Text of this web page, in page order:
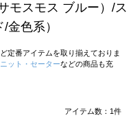
モスモス ブルー）/ス
金色系）
定番アイテムを取り揃えておりま
ニット・セーターなどの商品も充
アイテム数： 1件